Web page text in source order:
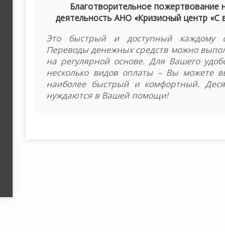
Благотворительное пожертвование
деятельность АНО «Кризисный центр «С
Это быстрый и доступный каждому
Переводы денежных средств можно
на регулярной основе. Для Вашего
несколько видов оплаты – Вы можете
наиболее быстрый и комфортный.
нуждаются в Вашей помощи!